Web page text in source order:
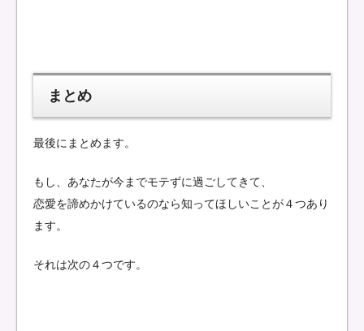
まとめ
最後にまとめます。
もし、あなたが今までモテずに過ごしてきて、
恋愛を諦めかけているのなら知ってほしいことが４つあり
ます。
それは次の４つです。